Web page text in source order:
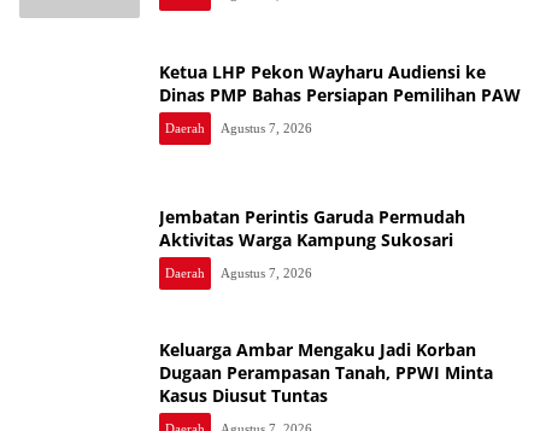
Ketua LHP Pekon Wayharu Audiensi ke
Dinas PMP Bahas Persiapan Pemilihan PAW
Daerah Agustus 7, 2026
Jembatan Perintis Garuda Permudah
Aktivitas Warga Kampung Sukosari
Daerah Agustus 7, 2026
Keluarga Ambar Mengaku Jadi Korban
Dugaan Perampasan Tanah, PPWI Minta
Kasus Diusut Tuntas